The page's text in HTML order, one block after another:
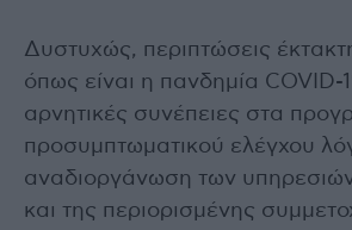
Δυστυχώς, περιπτώσεις
όπως είναι η πανδημία COVID-
αρνητικές συνέπειες στα
προσυμπτωματικού ελέγχου
αναδιοργάνωση των
και της περιορισμένης